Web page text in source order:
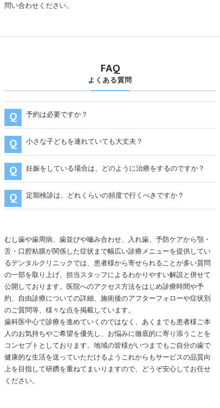
問い合わせください。
よくある質問
FAQ
予約は必要ですか？
小さな子どもを連れていても大丈夫？
妊娠をしている場合は、どのように治療をするのですか？
定期検診は、どれくらいの頻度で行くべきですか？
むし歯や歯周病、歯並びや嚙み合わせ、入れ歯、予防ケアから顎・
舌・口腔粘膜が関係した症状まで幅広い診療メニューを提供してい
るデンタルクリニックでは、患者様から寄せられることが多い質問
の一部を取り上げ、担当スタッフによるわかりやすい解説と併せて
公開しております。医院へのアクセス方法をはじめ診療時間や予
約、自由診療についての詳細、施術後のアフターフォローや症状別
のご質問等、様々な点を掲載しています。
歯科医中心で診療を進めていくのではなく、あくまでも患者様ご本
人のお気持ちやご希望を優先し、お悩みに徹底的に寄り添うことを
コンセプトとしております。地域の皆様がいつまでもご自分の歯で
健康的な生活を送っていただけるようこれからもサービスの品質向
上を目指して研鑽を重ねてまいりますので、どうぞ安心してお任せ
ください。